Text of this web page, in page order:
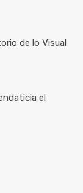
de lo Visual
el